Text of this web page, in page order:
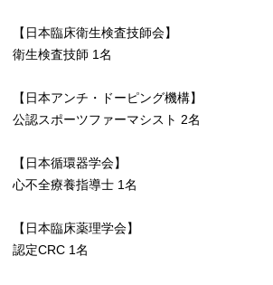
【日本臨床衛生検査技師会】
衛生検査技師 1名
【日本アンチ・ドーピング機構】
公認スポーツファーマシスト 2名
【日本循環器学会】
心不全療養指導士 1名
【日本臨床薬理学会】
認定CRC 1名